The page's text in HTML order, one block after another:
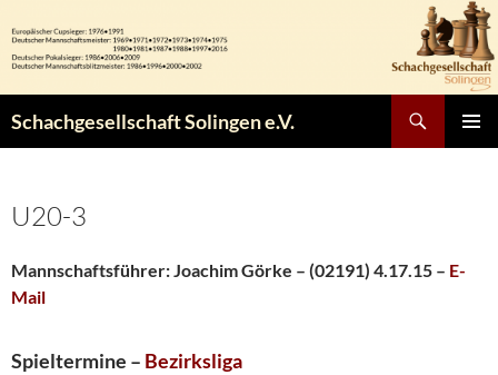
Inhalt
springen
Schachgesellschaft Solingen e.V.
U20-3
Mannschaftsführer: Joachim Görke – (02191) 4.17.15 – E-
Mail
Spieltermine – Bezirksliga